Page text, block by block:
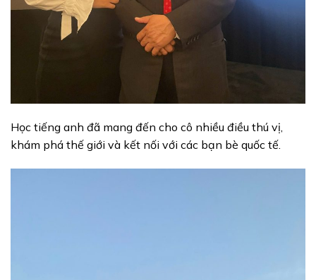
Học tiếng anh đã mang đến cho cô nhiều điều thú vị,
khám phá thế giới và kết nối với các bạn bè quốc tế.